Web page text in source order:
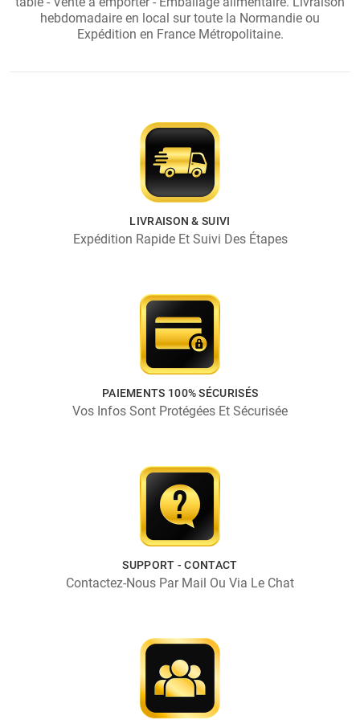
hebdomadaire en local sur toute la Normandie ou
Expédition en France Métropolitaine.
LIVRAISON & SUIVI
Expédition Rapide Et Suivi Des Étapes
PAIEMENTS 100% SÉCURISÉS
Vos Infos Sont Protégées Et Sécurisée
SUPPORT - CONTACT
Contactez-Nous Par Mail Ou Via Le Chat